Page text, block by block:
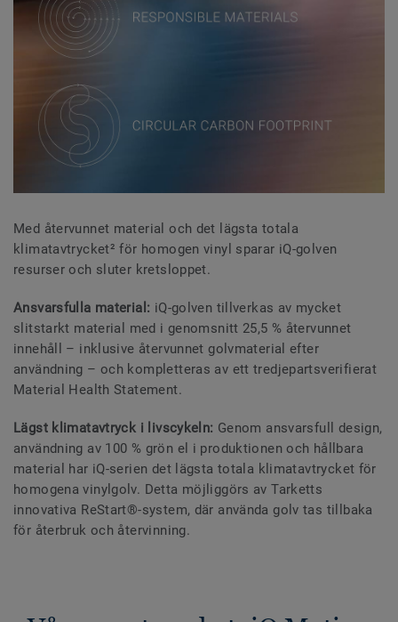
Med återvunnet material och det lägsta totala
klimatavtrycket² för homogen vinyl sparar iQ-golven
resurser och sluter kretsloppet.
Ansvarsfulla material: iQ-golven tillverkas av mycket
slitstarkt material med i genomsnitt 25,5 % återvunnet
innehåll – inklusive återvunnet golvmaterial efter
användning – och kompletteras av ett tredjepartsverifierat
Material Health Statement.
Lägst klimatavtryck i livscykeln: Genom ansvarsfull design,
användning av 100 % grön el i produktionen och hållbara
material har iQ-serien det lägsta totala klimatavtrycket för
homogena vinylgolv. Detta möjliggörs av Tarketts
innovativa ReStart®-system, där använda golv tas tillbaka
för återbruk och återvinning.